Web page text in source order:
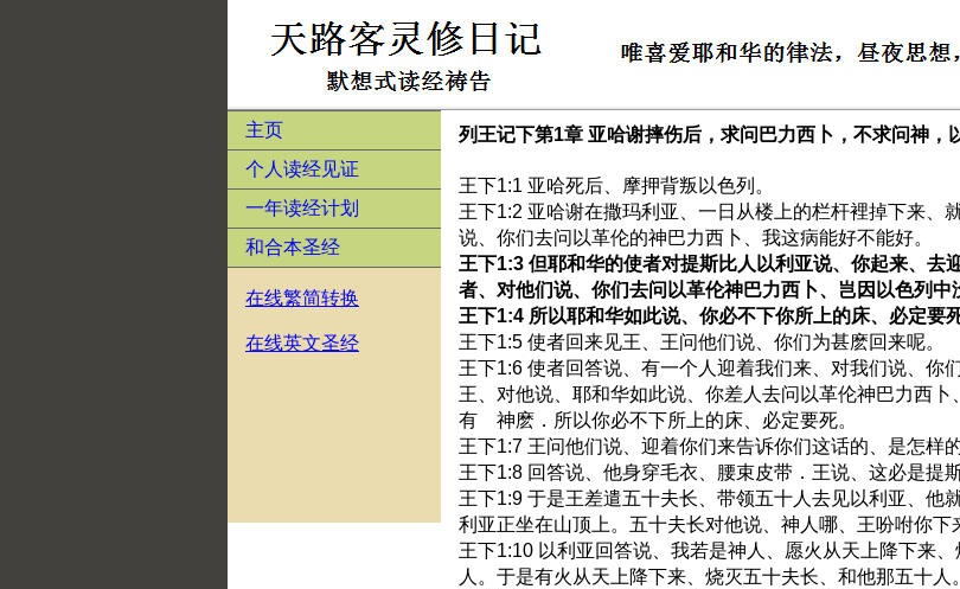
主页
个人读经见证
一年读经计划
和合本圣经
在线繁简转换
在线英文圣经
列王记下第1章 亚哈谢摔伤后，求问巴力西卜 ，不求问神，
王下1:1 亚哈死后、摩押背叛以色列。
王下1:2 亚哈谢在撒玛利亚、一日从楼上的栏杆裡掉下来、
说、你们去问以革伦的神巴力西卜、我这病能好不能好。
王下1:3 但耶和华的使者对提斯比人以利亚说、你起来、去
者、对他们说、你们去问以革伦神巴力西卜、岂因以色列
王下1:4 所以耶和华如此说、你必不下你所上的床、必定要
王下1:5 使者回来见王、王问他们说、你们为甚麽回来呢。
王下1:6 使者回答说、有一个人迎着我们来、对我们说、你
王、对他说、耶和华如此说、你差人去问以革伦神巴力西卜
有 神麽．所以你必不下所上的床、必定要死。
王下1:7 王问他们说、迎着你们来告诉你们这话的、是怎样的
王下1:8 回答说、他身穿毛衣、腰束皮带．王说、这必是提
王下1:9 于是王差遣五十夫长、带领五十人去见以利亚、他
利亚正坐在山顶上。五十夫长对他说、神人哪、王吩咐你下
王下1:10 以利亚回答说、我若是神人、愿火从天上降下来
人。于是有火从天上降下来、烧灭五十夫长、和他那五十人。